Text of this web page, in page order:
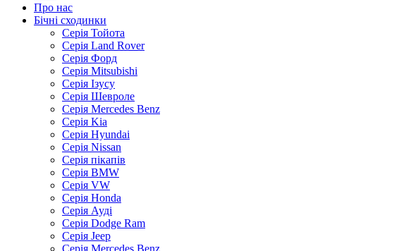
Про нас
Бічні сходинки
Серія Тойота
Серія Land Rover
Серія Форд
Серія Mitsubishi
Серія Ізусу
Серія Шевроле
Серія Mercedes Benz
Серія Kia
Серія Hyundai
Серія Nissan
Серія пікапів
Серія BMW
Серія VW
Серія Honda
Серія Ауді
Серія Dodge Ram
Серія Jeep
Серія Mercedes Benz